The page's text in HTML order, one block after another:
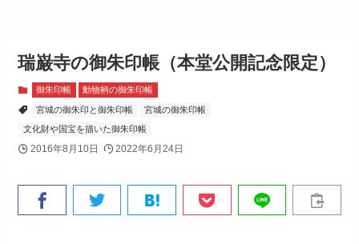
瑞巌寺の御朱印帳（本堂公開記念限定）
御朱印帳 動物柄の御朱印帳
宮城の御朱印と御朱印帳 宮城の御朱印帳
文化財や国宝を描いた御朱印帳
2016年8月10日 2022年6月24日